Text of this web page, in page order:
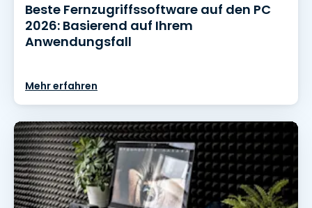
Beste Fernzugriffssoftware auf den PC
2026: Basierend auf Ihrem
Anwendungsfall
Mehr erfahren